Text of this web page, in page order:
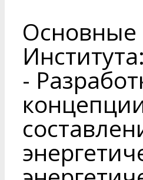
Основные
Института:
-